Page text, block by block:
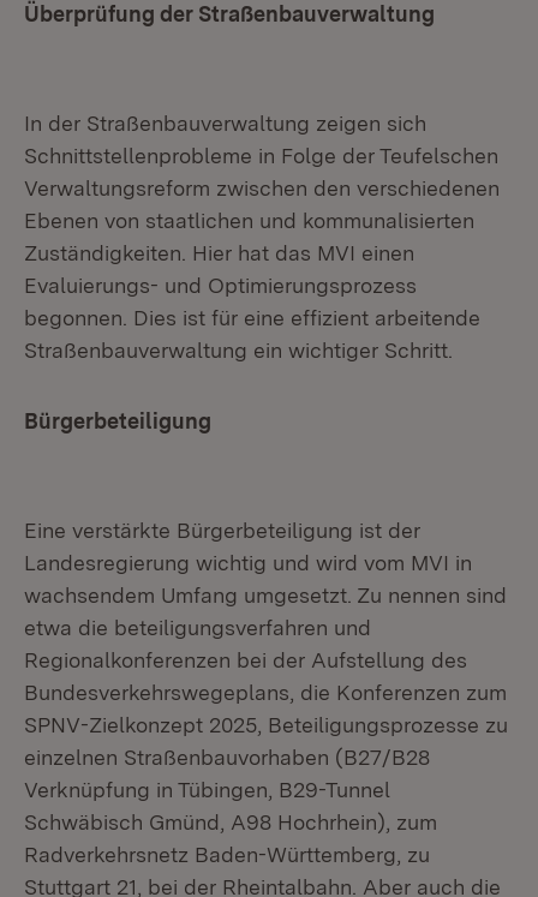
Überprüfung der Straßenbauverwaltung
In der Straßenbauverwaltung zeigen sich
Schnittstellenprobleme in Folge der Teufelschen
Verwaltungsreform zwischen den verschiedenen
Ebenen von staatlichen und kommunalisierten
Zuständigkeiten. Hier hat das MVI einen
Evaluierungs- und Optimierungsprozess
begonnen. Dies ist für eine effizient arbeitende
Straßenbauverwaltung ein wichtiger Schritt.
Bürgerbeteiligung
Eine verstärkte Bürgerbeteiligung ist der
Landesregierung wichtig und wird vom MVI in
wachsendem Umfang umgesetzt. Zu nennen sind
etwa die beteiligungsverfahren und
Regionalkonferenzen bei der Aufstellung des
Bundesverkehrswegeplans, die Konferenzen zum
SPNV-Zielkonzept 2025, Beteiligungsprozesse zu
einzelnen Straßenbauvorhaben (B27/B28
Verknüpfung in Tübingen, B29-Tunnel
Schwäbisch Gmünd, A98 Hochrhein), zum
Radverkehrsnetz Baden-Württemberg, zu
Stuttgart 21, bei der Rheintalbahn. Aber auch die